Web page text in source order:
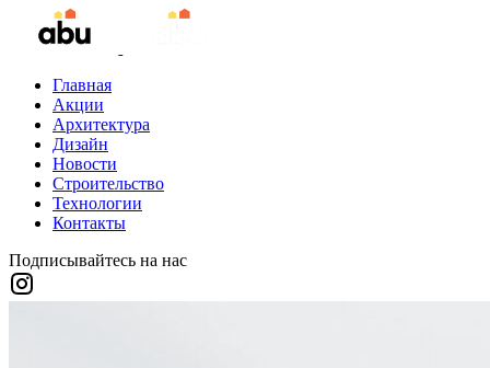
Главная
Акции
Архитектура
Дизайн
Новости
Строительство
Технологии
Контакты
Подписывайтесь на нас